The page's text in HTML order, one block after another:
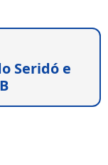
Seridó e